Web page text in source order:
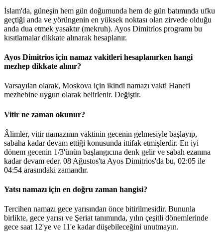
İslam'da, güneşin hem gün doğumunda hem de gün batımında ufku
geçtiği anda ve yörüngenin en yüksek noktası olan zirvede olduğu
anda dua etmek yasaktır (mekruh). Ayos Dimitrios programı bu
kısıtlamalar dikkate alınarak hesaplanır.
Ayos Dimitrios için namaz vakitleri hesaplanırken hangi
mezhep dikkate alınır?
Varsayılan olarak, Moskova için ikindi namazı vakti Hanefi
mezhebine uygun olarak belirlenir. Değiştir.
Vitir ne zaman okunur?
Âlimler, vitir namazının vaktinin gecenin gelmesiyle başlayıp,
sabaha kadar devam ettiği konusunda ittifak etmişlerdir. En iyi
dönem gecenin 1/3'ünün başlangıcına denk gelir ve sabah ezanına
kadar devam eder. 08 Ağustos'ta Ayos Dimitrios'da bu, 02:05 ile
04:54 arasındaki zamandır.
Yatsı namazı için en doğru zaman hangisi?
Tercihen namazı gece yarısından önce bitirilmesidir. Bununla
birlikte, gece yarısı ve Şeriat tanımında, yılın çeşitli dönemlerinde
gece saat 12'ye ve 11'e kadar düşebileceğini unutmayın.